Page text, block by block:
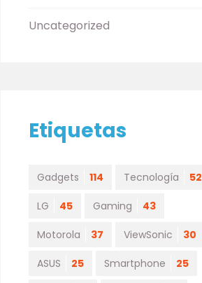
Uncategorized
Etiquetas
Gadgets 114 Tecnología 52
LG 45 Gaming 43
Motorola 37 ViewSonic 30
ASUS 25 Smartphone 25